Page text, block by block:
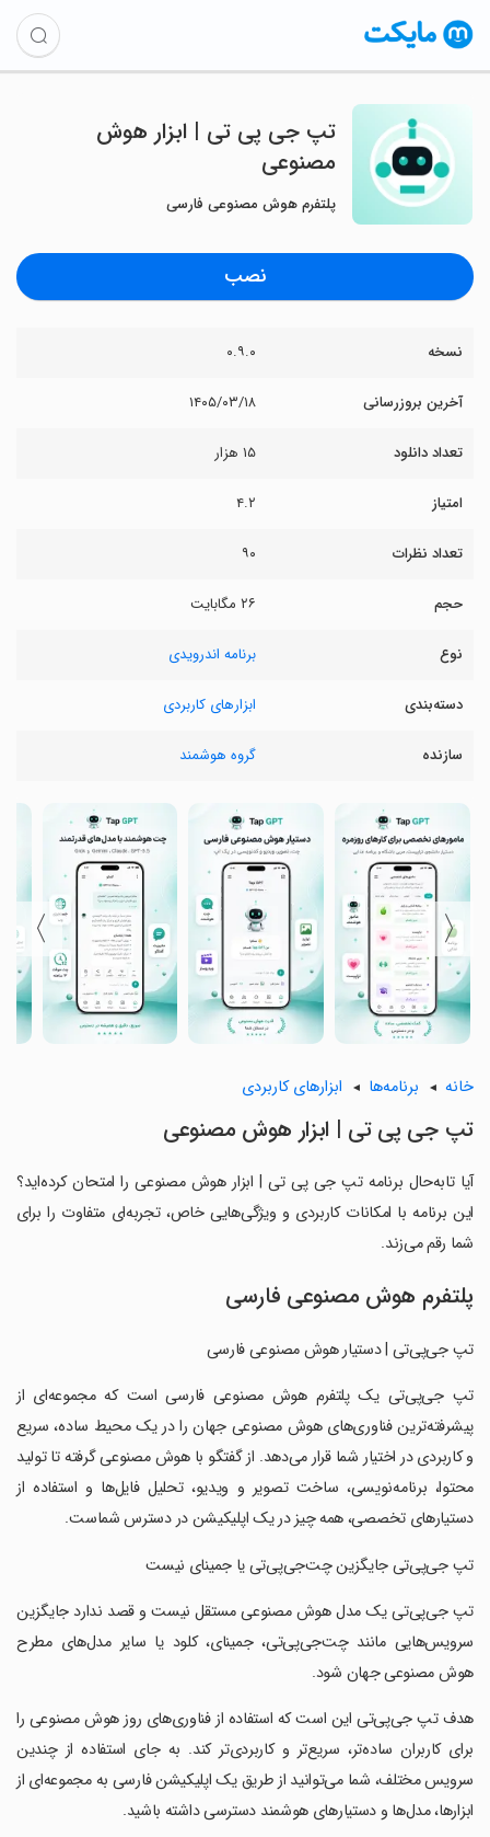
‏‏‏‏‏تپ جی پی تی | ابزار هوش
مصنوعی
پلتفرم هوش مصنوعی فارسی
نصب
نسخه ۰.۹.۰
آخرین بروزرسانی ۱۴۰۵/۰۳/۱۸
تعداد دانلود ۱۵ هزار
امتیاز ۴.۲
تعداد نظرات ۹۰
حجم ۲۶ مگابایت
نوع برنامه اندرویدی
دسته‌بندی ابزارهای کاربردی
سازنده گروه هوشمند
〈
〉
خانه برنامه‌ها ابزارهای کاربردی
‏‏‏‏‏تپ جی پی تی | ابزار هوش مصنوعی
آیا تابه‌حال برنامه ‏‏‏‏‏تپ جی پی تی | ابزار هوش مصنوعی را امتحان کرده‌اید؟
این برنامه با امکانات کاربردی و ویژگی‌هایی خاص، تجربه‌ای متفاوت را برای
شما رقم می‌زند.
پلتفرم هوش مصنوعی فارسی
‏تپ جی‌پی‌تی | دستیار هوش مصنوعی فارسی
‏تپ جی‌پی‌تی یک پلتفرم هوش مصنوعی فارسی است که مجموعه‌ای از
پیشرفته‌ترین فناوری‌های هوش مصنوعی جهان را در یک محیط ساده، سریع
و کاربردی در اختیار شما قرار می‌دهد. از گفتگو با هوش مصنوعی گرفته تا تولید
محتوا، برنامه‌نویسی، ساخت تصویر و ویدیو، تحلیل فایل‌ها و استفاده از
دستیارهای تخصصی، همه چیز در یک اپلیکیشن در دسترس شماست.
‏تپ جی‌پی‌تی جایگزین چت‌جی‌پی‌تی یا جمینای نیست
‏تپ جی‌پی‌تی یک مدل هوش مصنوعی مستقل نیست و قصد ندارد جایگزین
سرویس‌هایی مانند چت‌جی‌پی‌تی، جمینای، کلود یا سایر مدل‌های مطرح
هوش مصنوعی جهان شود.
‏هدف تپ جی‌پی‌تی این است که استفاده از فناوری‌های روز هوش مصنوعی را
برای کاربران ساده‌تر، سریع‌تر و کاربردی‌تر کند. به جای استفاده از چندین
سرویس مختلف، شما می‌توانید از طریق یک اپلیکیشن فارسی به مجموعه‌ای از
ابزارها، مدل‌ها و دستیارهای هوشمند دسترسی داشته باشید.